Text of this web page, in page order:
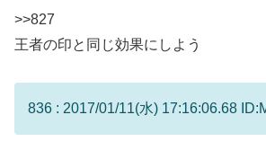
>>827
王者の印と同じ効果にしよう
836 : 2017/01/11(水) 17:16:06.68